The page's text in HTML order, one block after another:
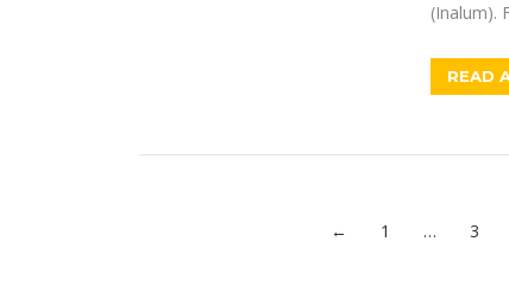
(Inalum).
READ
← 1 … 3